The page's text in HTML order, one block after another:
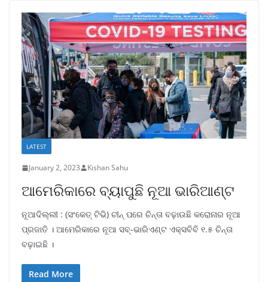
LATEST
January 2, 2023 Kishan Sahu
ଆମେରିକାରେ ବ୍ୟାପୁଛି ନୂଆ ଭାରିଆଣ୍ଟ
ନୂଆଦିଲ୍ଲୀ : (ସଂକେତ୍ ଟିଭି) ଚୀନ୍ ପରେ ଚିନ୍ତା ବଢ଼ାଉଛି କରୋନାର ନୂଆ
ପ୍ରଜାତି । ଆମେରିକାରେ ନୂଆ ସବ୍‌-ଭାରିଏଣ୍ଟ ଏକ୍ସବିବି ୧.୫ ଚିନ୍ତା
ବଢ଼ାଇଛି ।
Read More